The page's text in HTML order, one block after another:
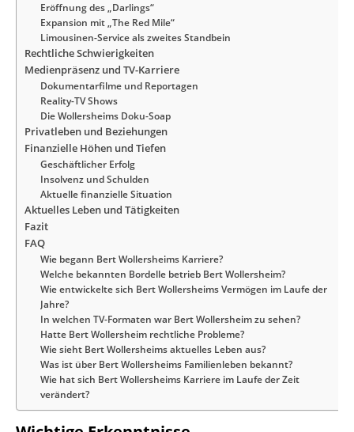
Eröffnung des „Darlings“
Expansion mit „The Red Mile“
Limousinen-Service als zweites Standbein
Rechtliche Schwierigkeiten
Medienpräsenz und TV-Karriere
Dokumentarfilme und Reportagen
Reality-TV Shows
Die Wollersheims Doku-Soap
Privatleben und Beziehungen
Finanzielle Höhen und Tiefen
Geschäftlicher Erfolg
Insolvenz und Schulden
Aktuelle finanzielle Situation
Aktuelles Leben und Tätigkeiten
Fazit
FAQ
Wie begann Bert Wollersheims Karriere?
Welche bekannten Bordelle betrieb Bert Wollersheim?
Wie entwickelte sich Bert Wollersheims Vermögen im Laufe der
Jahre?
In welchen TV-Formaten war Bert Wollersheim zu sehen?
Hatte Bert Wollersheim rechtliche Probleme?
Wie sieht Bert Wollersheims aktuelles Leben aus?
Was ist über Bert Wollersheims Familienleben bekannt?
Wie hat sich Bert Wollersheims Karriere im Laufe der Zeit
verändert?